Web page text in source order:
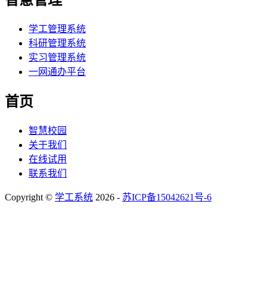
学工管理系统
科研管理系统
实习管理系统
一网通办平台
首页
智慧校园
关于我们
在线试用
联系我们
Copyright © 学工系统 2026 - 苏ICP备15042621号-6